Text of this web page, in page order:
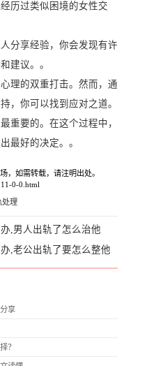
历过类似困境的女性交
分享经验，你会发现有许
建议。。
理的双重打击。然而，通
，你可以找到应对之道。
重要的。在这个过程中，
最好的决定。。
，如需转载，请注明出处。
0-0.html
处理
,男人出轨了怎么治他
,老公出轨了要怎么整他
享
？